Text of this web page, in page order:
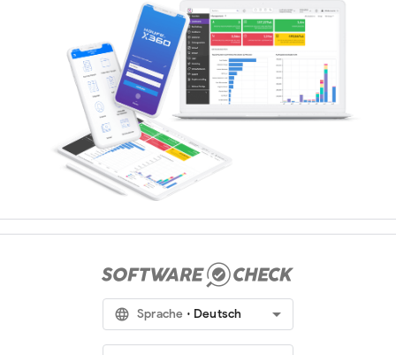
language Sprache Deutsch arrow_drop_down